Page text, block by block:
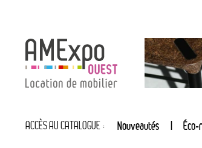
ACCÈS AU CATALOGUE : Nouveautés